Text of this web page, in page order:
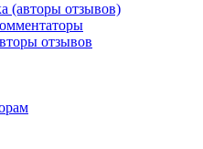
(авторы отзывов)
отзывов